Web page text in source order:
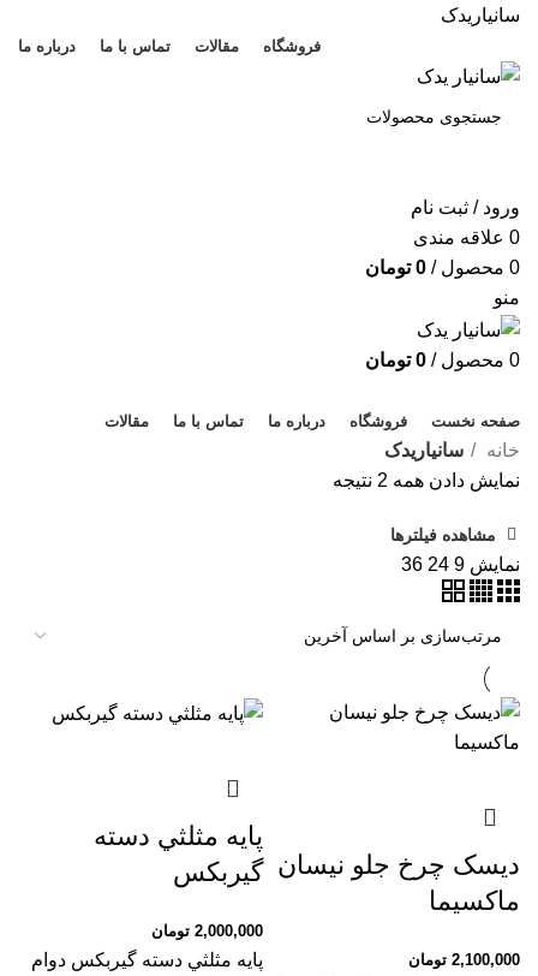
سانیاریدک
فروشگاه مقالات تماس با ما درباره ما
ورود / ثبت نام
0 علاقه مندی
0 محصول /
0 تومان
منو
0 محصول /
0 تومان
صفحه نخست فروشگاه درباره ما تماس با ما مقالات
خانه
سانیاریدک
نمایش دادن همه 2 نتیجه
مشاهده فیلترها
نمایش 9
24
36
دیسک چرخ جلو نیسان
ماکسیما
2,100,000 تومان
پايه مثلثي دسته
گيربكس
2,000,000 تومان
پايه مثلثي دسته گيربكس دوام